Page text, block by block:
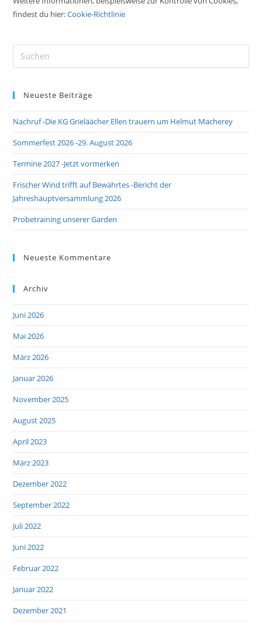
findest du hier:Cookie-Richtlinie
Neueste Beiträge
Nachruf -Die KG Grieläächer Ellen trauern um Helmut Macherey
Sommerfest 2026 -29. August 2026
Termine 2027 -Jetzt vormerken
Frischer Wind trifft auf Bewährtes -Bericht der
Jahreshauptversammlung 2026
Probetraining unserer Garden
Neueste Kommentare
Archiv
Juni 2026
Mai 2026
März 2026
Januar 2026
November 2025
August 2025
April 2023
März 2023
Dezember 2022
September 2022
Juli 2022
Juni 2022
Februar 2022
Januar 2022
Dezember 2021